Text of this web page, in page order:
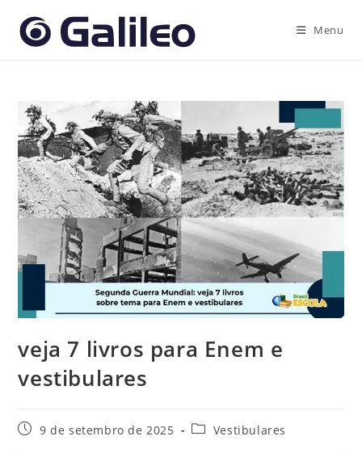
para
Menu
veja 7 livros para Enem e
vestibulares
Post9 de setembro de 2025
Categoria
Vestibulares